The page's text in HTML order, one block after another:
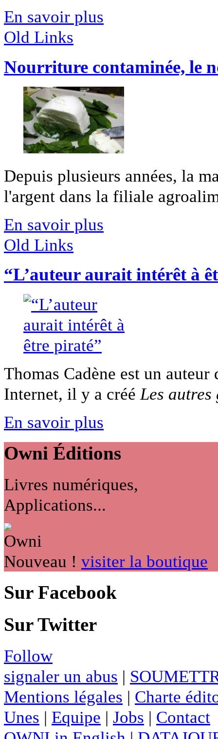
En savoir plus
Old Links
Nourriture contaminée, le
Depuis plusieurs années, la
l'argent dans la filiale
En savoir plus
Old Links
“L’auteur aurait intérêt à
Thomas Cadène est un
Internet, il y a crééLes autres
En savoir plus
Owni Éditions
Livres numériques,
Applications...
Nouveau ! visiter la boutique
Sur Facebook
Sur Twitter
Follow
signaler un abus |
Mentions légales | Charte
Unes | Equipe | Jobs | Contact